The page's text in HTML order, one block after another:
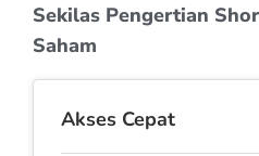
Sekilas Pengertian
Saham
Akses Cepat